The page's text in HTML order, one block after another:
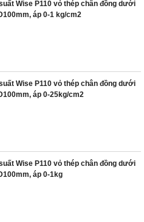
Wise P110 vỏ thép chân đồng dưới
áp 0-1 kg/cm2
Wise P110 vỏ thép chân đồng dưới
áp 0-25kg/cm2
Wise P110 vỏ thép chân đồng dưới
áp 0-1kg